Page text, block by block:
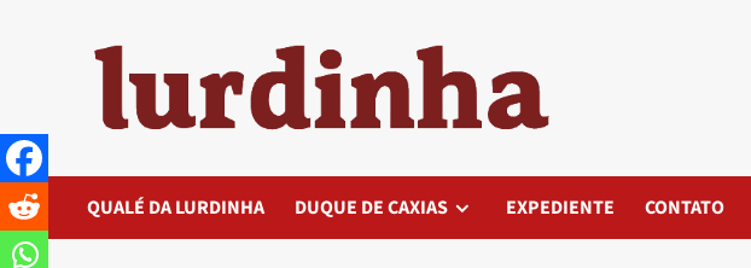
QUALÉ DA LURDINHA DUQUE DE CAXIAS EXPEDIENTE CONTATO